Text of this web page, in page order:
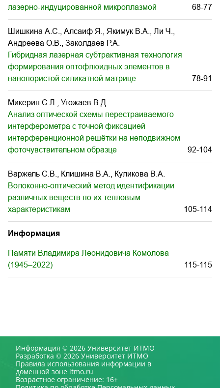
лазерно-индуцированной микроплазмой
68-77
Шишкина А.С., Алсаиф Я., Якимук В.А., Ли Ч.,
Андреева О.В., Заколдаев Р.А.
Гибридная лазерная субтрактивная технология
формирования оптофлюидных элементов в
нанопористой силикатной матрице
78-91
Микерин С.Л., Угожаев В.Д.
Анализ оптической схемы перестраиваемого
интерферометра с точной фиксацией
интерференционной решётки на неподвижном
фоточувствительном образце
92-104
Варжель С.В., Клишина В.А., Куликова В.А.
Волоконно-оптический метод идентификации
различных веществ по их тепловым
характеристикам
105-114
Информация
Памяти Владимира Леонидовича Комолова
(1945–2022)
115-115
Информация © 2026 Университет ИТМО
Разработка © 2026 Университет ИТМО
Правила использования информации в
доменной зоне itmo.ru
Возрастное ограничение: 16+